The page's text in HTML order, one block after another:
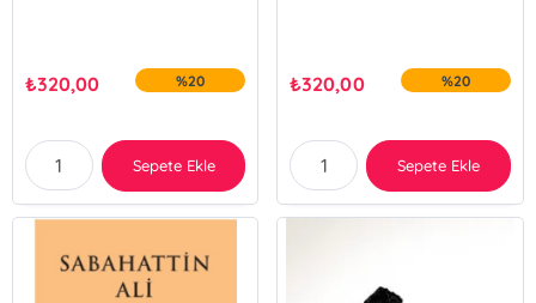
₺320,00 %20
Sepete Ekle
₺320,00 %20
Sepete Ekle